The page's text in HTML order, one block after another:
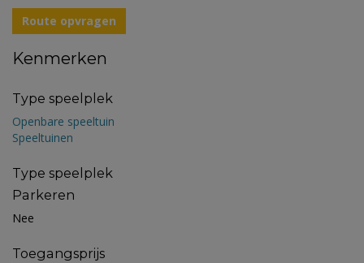
Route opvragen
Kenmerken
Type speelplek
Openbare speeltuin
Speeltuinen
Type speelplek
Parkeren
Nee
Toegangsprijs